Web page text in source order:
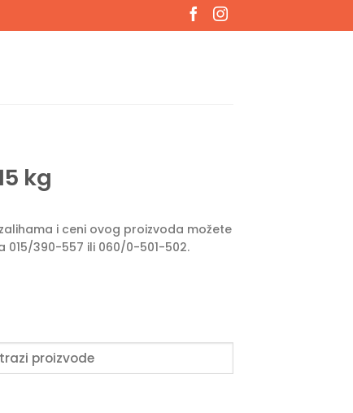
kg
i ceni ovog proizvoda možete
015/390-557 ili 060/0-501-502.